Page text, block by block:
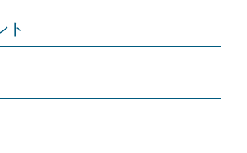
ト